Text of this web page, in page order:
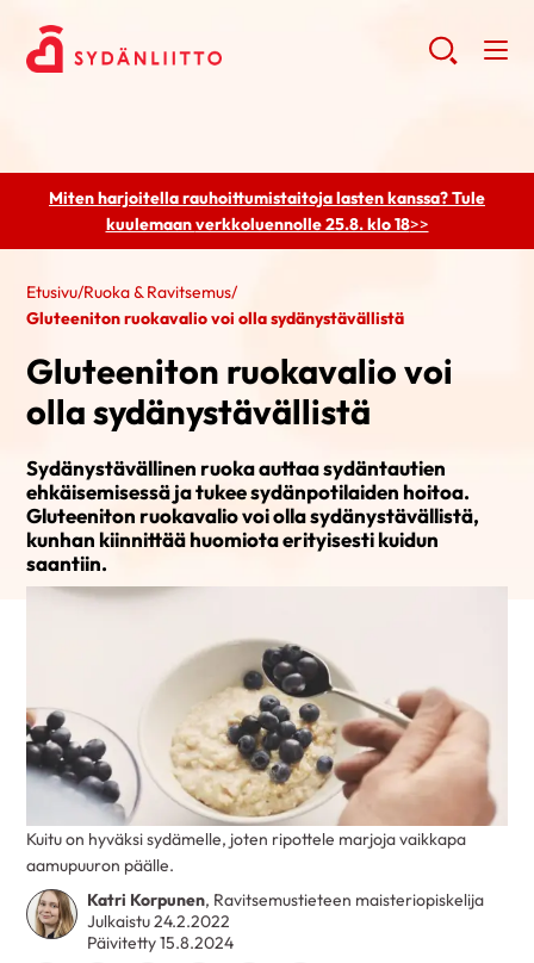
Miten harjoitella rauhoittumistaitoja lasten kanssa? Tule
kuulemaanverkkoluennolle 25.8. klo 18>>
Etusivu/Ruoka & Ravitsemus/
Gluteeniton ruokavalio voi olla sydänystävällistä
Gluteeniton ruokavalio voi
olla sydänystävällistä
Sydänystävällinen ruoka auttaa sydäntautien
ehkäisemisessä ja tukee sydänpotilaiden hoitoa.
Gluteeniton ruokavalio voi olla sydänystävällistä,
kunhan kiinnittää huomiota erityisesti kuidun
saantiin.
Katri Korpunen, Ravitsemustieteen maisteriopiskelija
Julkaistu 24.2.2022
Päivitetty 15.8.2024
Kuitu on hyväksi sydämelle, joten ripottele marjoja vaikkapa
aamupuuron päälle.